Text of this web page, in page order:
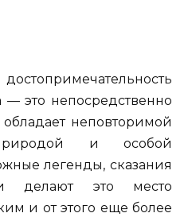
— это непосредственно
обладает неповторимой
и особой
легенды, сказания
делают это место
и от этого еще более